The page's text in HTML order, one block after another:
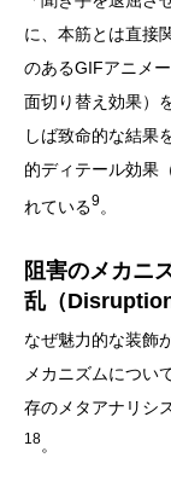
に、本筋とは直接
のあるGIFアニメ
面切り替え効果）
しば致命的な結果
的ディテール効果
れている9。
阻害のメカニ
乱（
なぜ魅力的な装飾
メカニズムについ
存のメタアナリシ
18。